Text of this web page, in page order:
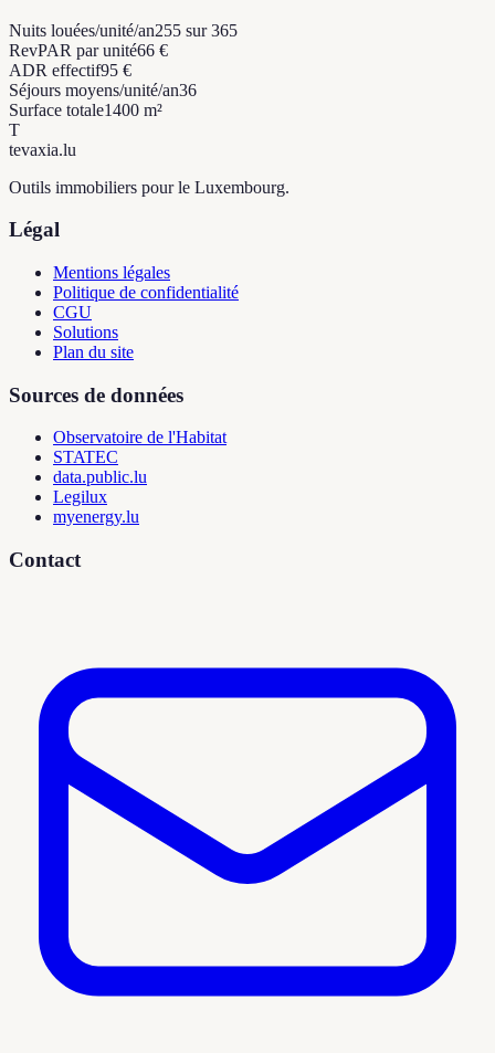
Nuits louées/unité/an255 sur 365
RevPAR par unité66 €
ADR effectif95 €
Séjours moyens/unité/an36
Surface totale1400 m²
T
tevaxia.lu
Outils immobiliers pour le Luxembourg.
Légal
Mentions légales
Politique de confidentialité
CGU
Solutions
Plan du site
Sources de données
Observatoire de l'Habitat
STATEC
data.public.lu
Legilux
myenergy.lu
Contact